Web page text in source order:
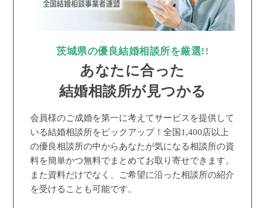
茨城県の優良結婚相談所を厳選!!
あなたに合った
結婚相談所が見つかる
会員様のご成婚を第一に考えてサービスを提供して
いる結婚相談所をピックアップ！全国1,400店以上
の優良相談所の中からあなたが気になる相談所の資
料を簡単かつ無料でまとめてお取り寄せできます。
また資料だけでなく、ご希望に沿った相談所の紹介
を受けることも可能です。